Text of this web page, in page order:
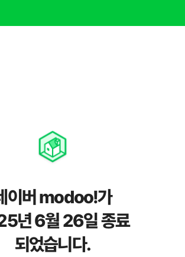
이버 modoo!가
년 6월 26일 종료
되었습니다.